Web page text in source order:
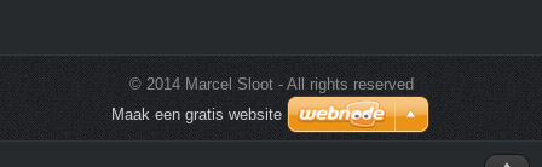
© 2014 Marcel Sloot - All rights reserved
Maak een gratis website